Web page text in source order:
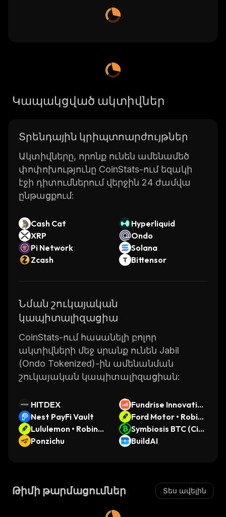
Կապակցված ակտիվներ
Տրենդային կրիպտոարժույթներ
Ակտիվները, որոնք ունեն ամենամեծ
փոփոխությունը CoinStats-ում եզակի
էջի դիտումներում վերջին 24 ժամվա
ընթացքում:
Cash Cat
Hyperliquid
XRP
Ondo
Pi Network
Solana
Zcash
Bittensor
Նման շուկայական
կապիտալիզացիա
CoinStats-ում հասանելի բոլոր
ակտիվների մեջ սրանք ունեն Jabil
(Ondo Tokenized)-ին ամենանման
շուկայական կապիտալիզացիան:
HITDEX
Fundrise Innovation
Fund (Ondo Tokeniz
ed)
Nest PayFi Vault
Ford Motor • Robinh
ood Token
Lululemon • Robinh
ood Token
Symbiosis BTC (Citr
ea)
Ponzichu BuildAI
Թիմի թարմացումներ Տես ավելին